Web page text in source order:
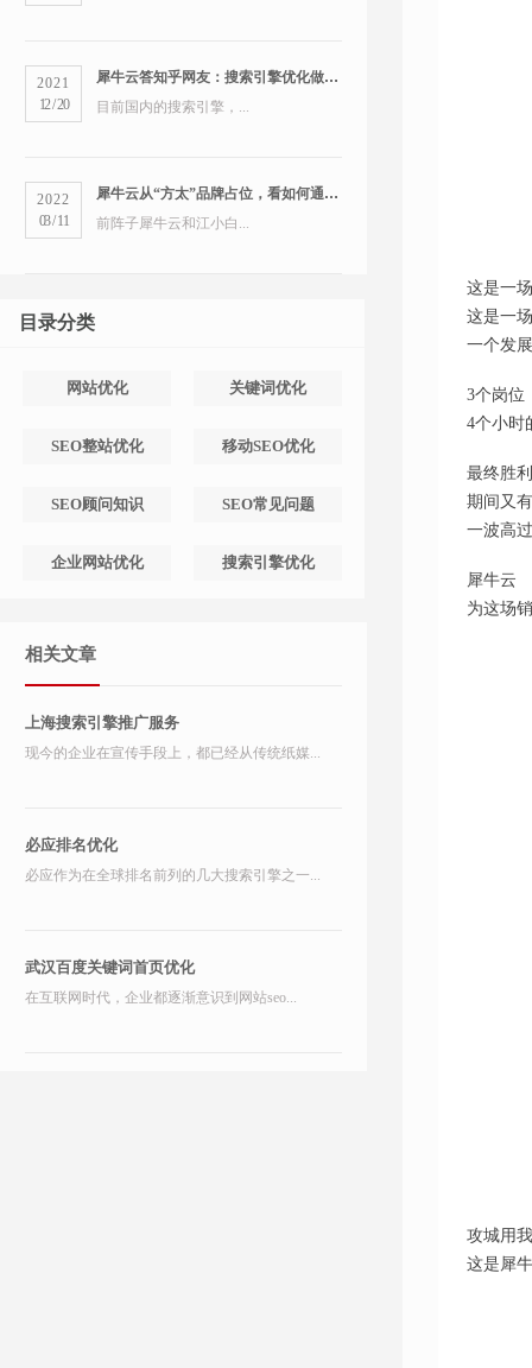
2021
12/20
犀牛云答知乎网友：搜索引擎优化做得好的公司有哪些？
目前国内的搜索引擎，...
2022
03/11
犀牛云从“方太”品牌占位，看如何通过搜索引擎占领市场
前阵子犀牛云和江小白...
目录分类
网站优化 关键词优化
SEO整站优化 移动SEO优化
SEO顾问知识 SEO常见问题
企业网站优化 搜索引擎优化
相关文章
上海搜索引擎推广服务
现今的企业在宣传手段上，都已经从传统纸媒...
必应排名优化
必应作为在全球排名前列的几大搜索引擎之一...
武汉百度关键词首页优化
在互联网时代，企业都逐渐意识到网站seo...
这是一
这是一
一个发
3个岗位
4个小时
最终胜
期间又
一波高
犀牛云
为这场
攻城用
这是犀